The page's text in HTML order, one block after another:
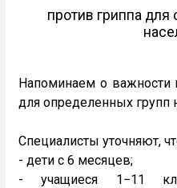
против гриппа для
Напоминаем о важности
для определенных групп
Специалисты уточняют,
- дети с 6 месяцев;
- учащиеся 1−11